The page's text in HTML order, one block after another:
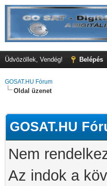
Üdvözöllek, Vendég! Belépés
GOSAT.HU Fórum
Oldal üzenet
GOSAT.HU
Nem
Az indok a